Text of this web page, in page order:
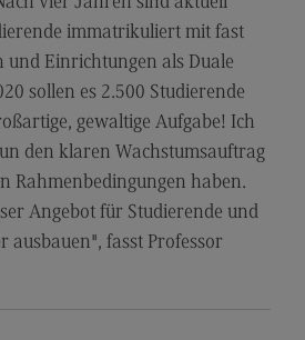
immatrikuliert mit fast
und Einrichtungen als Duale
sollen es 2.500 Studierende
gewaltige Aufgabe! Ich
den klaren Wachstumsauftrag
Rahmenbedingungen haben.
Angebot für Studierende und
ausbauen", fasst Professor